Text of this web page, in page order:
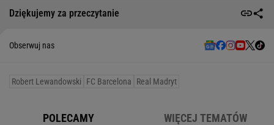
Dziękujemy za przeczytanie
Obserwuj nas
Robert Lewandowski FC Barcelona Real Madryt
POLECAMY WIĘCEJ TEMATÓW